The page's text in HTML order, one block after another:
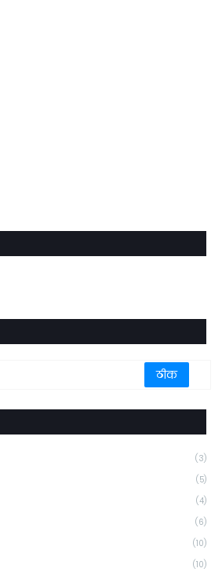
(3)
(5)
(4)
(6)
(10)
(10)